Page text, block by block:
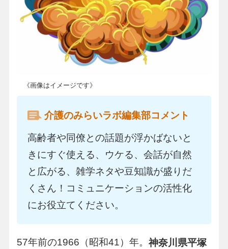
《画像はイメージです》
介護のみらいラボ編集部コメント
高齢者や同僚との話題が浮かばないと
きにすぐ使える、ウケる、会話が自然
と広がる、雑学ネタや豆知識が盛りだ
くさん！コミュニケーションの活性化
にお役立てください。
57年前の1966（昭和41）年。神奈川県平塚